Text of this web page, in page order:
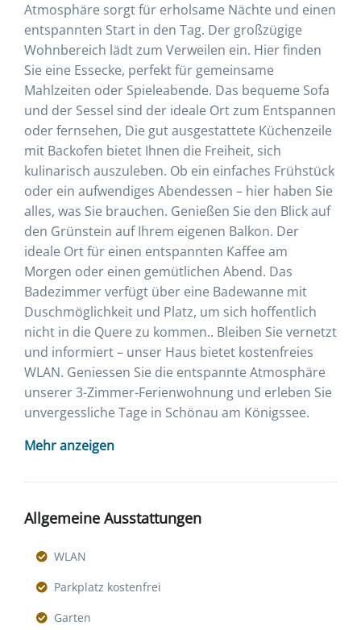
Atmosphäre sorgt für erholsame Nächte und einen
entspannten Start in den Tag. Der großzügige
Wohnbereich lädt zum Verweilen ein. Hier finden
Sie eine Essecke, perfekt für gemeinsame
Mahlzeiten oder Spieleabende. Das bequeme Sofa
und der Sessel sind der ideale Ort zum Entspannen
oder fernsehen, Die gut ausgestattete Küchenzeile
mit Backofen bietet Ihnen die Freiheit, sich
kulinarisch auszuleben. Ob ein einfaches Frühstück
oder ein aufwendiges Abendessen – hier haben Sie
alles, was Sie brauchen. Genießen Sie den Blick auf
den Grünstein auf Ihrem eigenen Balkon. Der
ideale Ort für einen entspannten Kaffee am
Morgen oder einen gemütlichen Abend. Das
Badezimmer verfügt über eine Badewanne mit
Duschmöglichkeit und Platz, um sich hoffentlich
nicht in die Quere zu kommen.. Bleiben Sie vernetzt
und informiert – unser Haus bietet kostenfreies
WLAN. Geniessen Sie die entspannte Atmosphäre
unserer 3-Zimmer-Ferienwohnung und erleben Sie
unvergessliche Tage in Schönau am Königssee.
Mehr anzeigen
Allgemeine Ausstattungen
WLAN
Parkplatz kostenfrei
Garten